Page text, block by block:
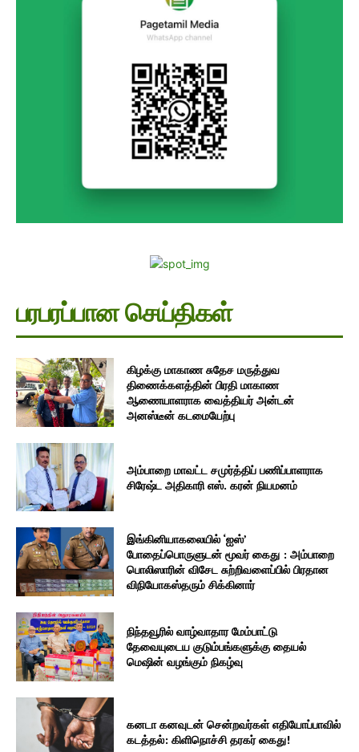
பரபரப்பான செய்திகள்
கிழக்கு மாகாண சுதேச மருத்துவ
திணைக்களத்தின் பிரதி மாகாண
ஆணையாளராக வைத்தியர் அன்டன்
அனஸ்டீன் கடமையேற்பு
அம்பாறை மாவட்ட சமுர்த்திப் பணிப்பாளராக
சிரேஷ்ட அதிகாரி எஸ். கரன் நியமனம்
இங்கினியாகலையில் ‘ஐஸ்’
போதைப்பொருளுடன் மூவர் கைது : அம்பாறை
பொலிஸாரின் விசேட சுற்றிவளைப்பில் பிரதான
விநியோகஸ்தரும் சிக்கினார்
நிந்தவூரில் வாழ்வாதார மேம்பாட்டு
தேவையுடைய குடும்பங்களுக்கு தையல்
மெஷின் வழங்கும் நிகழ்வு
கனடா கனவுடன் சென்றவர்கள் எதியோப்பாவில்
கடத்தல்: கிளிநொச்சி தரகர் கைது!